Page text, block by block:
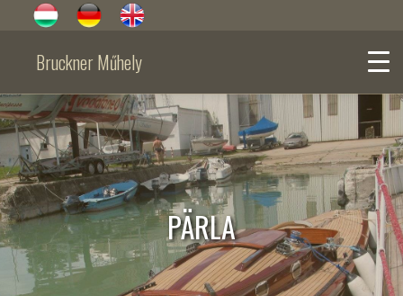
Bruckner Műhely
PÄRLA